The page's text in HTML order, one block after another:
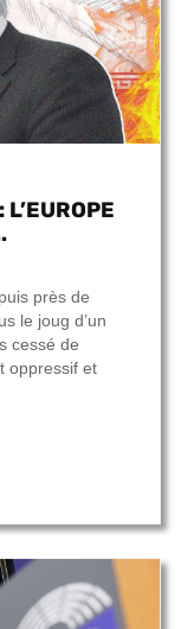
près de
le joug d’un
cessé de
oppressif et